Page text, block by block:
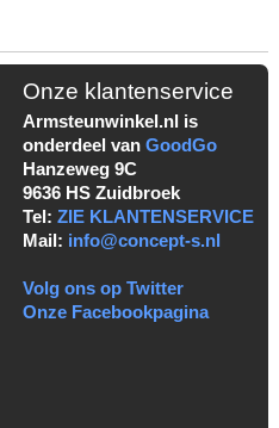
Onze klantenservice
Armsteunwinkel.nl is
onderdeel van GoodGo
Hanzeweg 9C
9636 HS Zuidbroek
Tel: ZIE KLANTENSERVICE
Mail: info@concept-s.nl
Volg ons op Twitter
Onze Facebookpagina